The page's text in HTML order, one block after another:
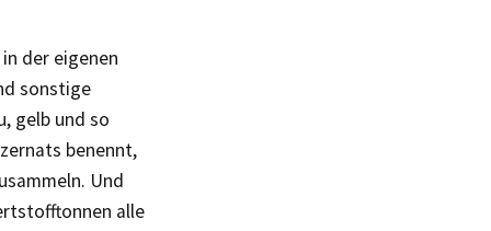
der eigenen
sonstige
gelb und so
benennt,
Und
alle